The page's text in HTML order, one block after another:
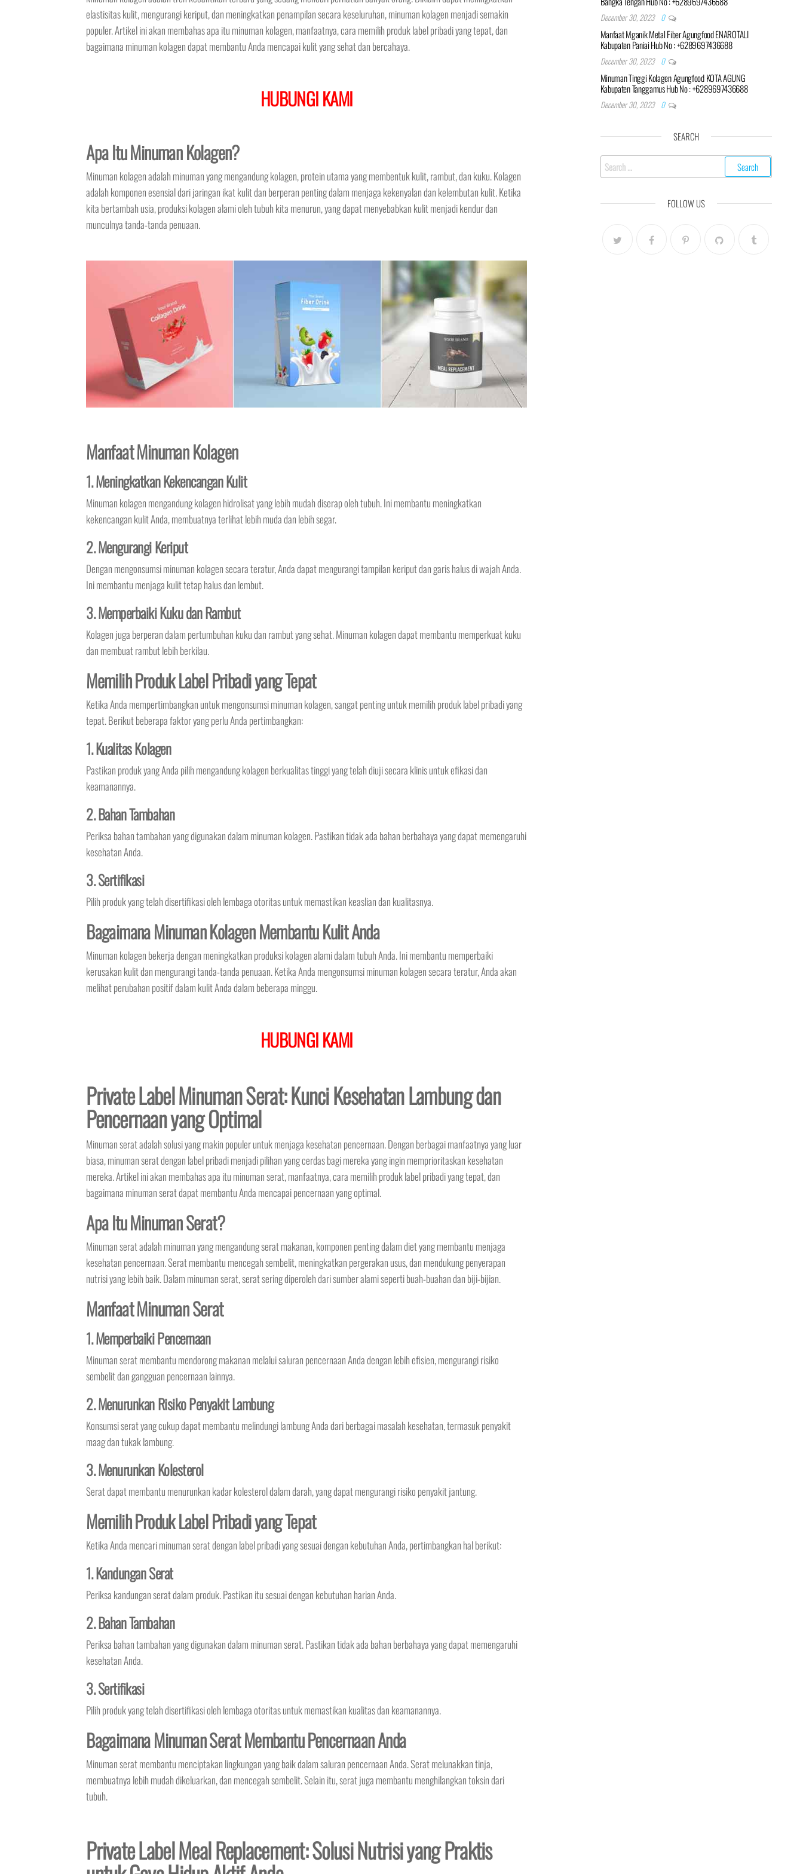
elastisitas kulit, mengurangi keriput, dan meningkatkan penampilan secara keseluruhan, minuman kolagen menjadi semakin
populer. Artikel ini akan membahas apa itu minuman kolagen, manfaatnya, cara memilih produk label pribadi yang tepat, dan
bagaimana minuman kolagen dapat membantu Anda mencapai kulit yang sehat dan bercahaya.
HUBUNGI KAMI
Apa Itu Minuman Kolagen?
Minuman kolagen adalah minuman yang mengandung kolagen, protein utama yang membentuk kulit, rambut, dan kuku. Kolagen
adalah komponen esensial dari jaringan ikat kulit dan berperan penting dalam menjaga kekenyalan dan kelembutan kulit. Ketika
kita bertambah usia, produksi kolagen alami oleh tubuh kita menurun, yang dapat menyebabkan kulit menjadi kendur dan
munculnya tanda-tanda penuaan.
Manfaat Minuman Kolagen
1. Meningkatkan Kekencangan Kulit
Minuman kolagen mengandung kolagen hidrolisat yang lebih mudah diserap oleh tubuh. Ini membantu meningkatkan
kekencangan kulit Anda, membuatnya terlihat lebih muda dan lebih segar.
2. Mengurangi Keriput
Dengan mengonsumsi minuman kolagen secara teratur, Anda dapat mengurangi tampilan keriput dan garis halus di wajah Anda.
Ini membantu menjaga kulit tetap halus dan lembut.
3. Memperbaiki Kuku dan Rambut
Kolagen juga berperan dalam pertumbuhan kuku dan rambut yang sehat. Minuman kolagen dapat membantu memperkuat kuku
dan membuat rambut lebih berkilau.
Memilih Produk Label Pribadi yang Tepat
Ketika Anda mempertimbangkan untuk mengonsumsi minuman kolagen, sangat penting untuk memilih produk label pribadi yang
tepat. Berikut beberapa faktor yang perlu Anda pertimbangkan:
1. Kualitas Kolagen
Pastikan produk yang Anda pilih mengandung kolagen berkualitas tinggi yang telah diuji secara klinis untuk efikasi dan
keamanannya.
2. Bahan Tambahan
Periksa bahan tambahan yang digunakan dalam minuman kolagen. Pastikan tidak ada bahan berbahaya yang dapat memengaruhi
kesehatan Anda.
3. Sertifikasi
Pilih produk yang telah disertifikasi oleh lembaga otoritas untuk memastikan keaslian dan kualitasnya.
Bagaimana Minuman Kolagen Membantu Kulit Anda
Minuman kolagen bekerja dengan meningkatkan produksi kolagen alami dalam tubuh Anda. Ini membantu memperbaiki
kerusakan kulit dan mengurangi tanda-tanda penuaan. Ketika Anda mengonsumsi minuman kolagen secara teratur, Anda akan
melihat perubahan positif dalam kulit Anda dalam beberapa minggu.
HUBUNGI KAMI
Private Label Minuman Serat: Kunci Kesehatan Lambung dan
Pencernaan yang Optimal
Minuman serat adalah solusi yang makin populer untuk menjaga kesehatan pencernaan. Dengan berbagai manfaatnya yang luar
biasa, minuman serat dengan label pribadi menjadi pilihan yang cerdas bagi mereka yang ingin memprioritaskan kesehatan
mereka. Artikel ini akan membahas apa itu minuman serat, manfaatnya, cara memilih produk label pribadi yang tepat, dan
bagaimana minuman serat dapat membantu Anda mencapai pencernaan yang optimal.
Apa Itu Minuman Serat?
Minuman serat adalah minuman yang mengandung serat makanan, komponen penting dalam diet yang membantu menjaga
kesehatan pencernaan. Serat membantu mencegah sembelit, meningkatkan pergerakan usus, dan mendukung penyerapan
nutrisi yang lebih baik. Dalam minuman serat, serat sering diperoleh dari sumber alami seperti buah-buahan dan biji-bijian.
Manfaat Minuman Serat
1. Memperbaiki Pencernaan
Minuman serat membantu mendorong makanan melalui saluran pencernaan Anda dengan lebih efisien, mengurangi risiko
sembelit dan gangguan pencernaan lainnya.
2. Menurunkan Risiko Penyakit Lambung
Konsumsi serat yang cukup dapat membantu melindungi lambung Anda dari berbagai masalah kesehatan, termasuk penyakit
maag dan tukak lambung.
3. Menurunkan Kolesterol
Serat dapat membantu menurunkan kadar kolesterol dalam darah, yang dapat mengurangi risiko penyakit jantung.
Memilih Produk Label Pribadi yang Tepat
Ketika Anda mencari minuman serat dengan label pribadi yang sesuai dengan kebutuhan Anda, pertimbangkan hal berikut:
1. Kandungan Serat
Periksa kandungan serat dalam produk. Pastikan itu sesuai dengan kebutuhan harian Anda.
2. Bahan Tambahan
Periksa bahan tambahan yang digunakan dalam minuman serat. Pastikan tidak ada bahan berbahaya yang dapat memengaruhi
kesehatan Anda.
3. Sertifikasi
Pilih produk yang telah disertifikasi oleh lembaga otoritas untuk memastikan kualitas dan keamanannya.
Bagaimana Minuman Serat Membantu Pencernaan Anda
Minuman serat membantu menciptakan lingkungan yang baik dalam saluran pencernaan Anda. Serat melunakkan tinja,
membuatnya lebih mudah dikeluarkan, dan mencegah sembelit. Selain itu, serat juga membantu menghilangkan toksin dari
tubuh.
Private Label Meal Replacement: Solusi Nutrisi yang Praktis
December 30, 2023 0
Manfaat Mganik Metal Fiber Agungfood ENAROTALI
Kabupaten Paniai Hub No : +6289697436688
December 30, 2023 0
Minuman Tinggi Kolagen Agungfood KOTA AGUNG
Kabupaten Tanggamus Hub No : +6289697436688
December 30, 2023 0
SEARCH
Search
for:
FOLLOW US